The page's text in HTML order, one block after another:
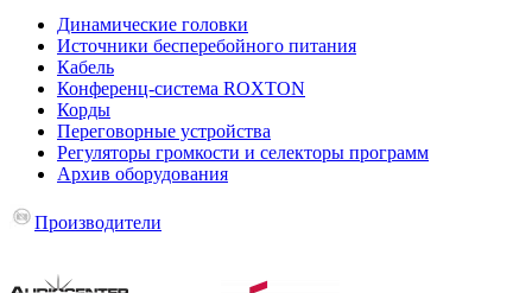
Динамические головки
Источники бесперебойного питания
Кабель
Конференц-система ROXTON
Корды
Переговорные устройства
Регуляторы громкости и селекторы программ
Архив оборудования
Производители